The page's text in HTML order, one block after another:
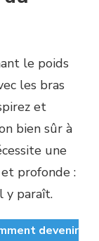
le poids
les bras
et
bien sûr à
une
profonde :
y paraît.
devenir